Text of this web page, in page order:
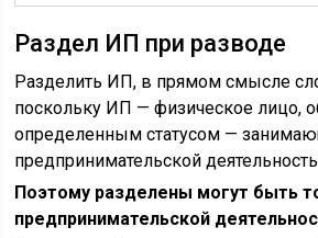
Раздел ИП при разводе
Разделить ИП, в прямом смысле
поскольку ИП — физическое лицо,
определенным статусом —
предпринимательской
Поэтому разделены могут быть
предпринимательской